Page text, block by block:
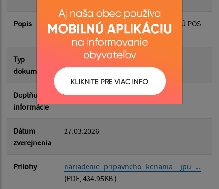
Filtrovať Reset
Popis
Nariadenie prípravného konania JPÚ POS
Malá Domaša
Typ
dokumentu
Verejné vyhlášky
Doplňujúce
informácie
Dátum
zverejnenia
27.03.2026
Prílohy
nariadenie_pripavneho_konania__jpu_...
(PDF, 434.95KB )